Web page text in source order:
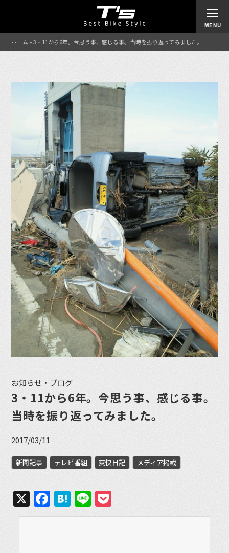
ホーム »3・11から6年。今思う事、感じる事。当時を振り返ってみました。
お知らせ・ブログ
3・11から6年。今思う事、感じる事。
当時を振り返ってみました。
2017/03/11
新聞記事 テレビ番組 爽快日記 メディア掲載
X Facebook
Hatena
Line